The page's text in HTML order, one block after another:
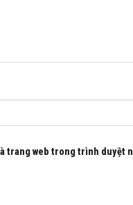
trang web trong trình duyệt